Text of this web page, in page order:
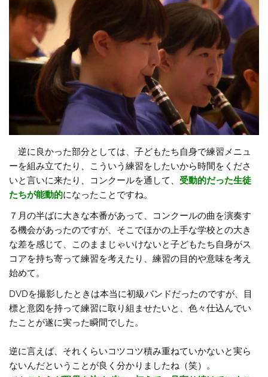
逆に良かった部分としては、子どもたち自身で練習メニュ
ーを組み立てたり、こういう練習をしたいから時間をくださ
いと言いに来たり、コンクールを通して、 受動的だった生徒
たちが能動的になったことですね。
７月の半ばに大きな本番があって、コンクールの曲を演奏す
る機会があったのですが、そこでほかの上手な学校との大き
な差を感じて、このままじゃいけないと子どもたち自身がス
コアを持ち寄って練習を考えたり、練習の目的や意味を考え
始めて。
DVDを撮影したときは本当に初級バンドだったのですが、目
標と意図を持って練習に取り組ませたいと、色々仕込んでい
たことが遂に実った瞬間でした。
逆に言えば、それくらいコツコツ積み重ねていかないと実ら
ないんだということが良く分かりましたね（笑）。